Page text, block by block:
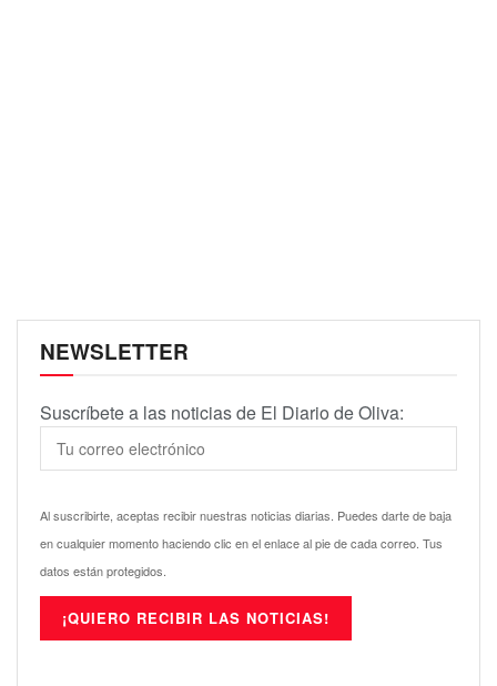
NEWSLETTER
Suscríbete a las noticias de El Diario de Oliva:
Al suscribirte, aceptas recibir nuestras noticias diarias. Puedes darte de baja
en cualquier momento haciendo clic en el enlace al pie de cada correo. Tus
datos están protegidos.